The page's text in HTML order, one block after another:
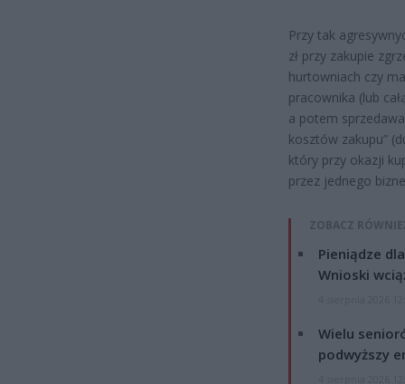
Przy tak
zł przy zakupie
hurtowniach czy
pracownika (lub
a potem
kosztów zakupu”
który przy okazji
przez jednego
ZOBACZ
Pieniądze
Wnioski
Wielu
podwyższy